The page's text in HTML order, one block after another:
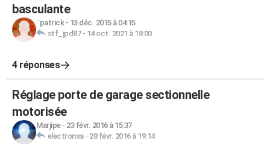
basculante
¨patrick- 13 déc. 2015 à 04:15
stf_jpd87- 14 oct. 2021 à 18:00
4 réponses
Réglage porte de garage sectionnelle
motorisée
Marjipe- 23 févr. 2016 à 15:37
electronsa- 28 févr. 2016 à 19:14